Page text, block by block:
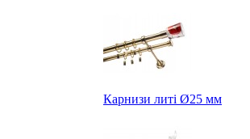
Карнизи литі Ø25 мм